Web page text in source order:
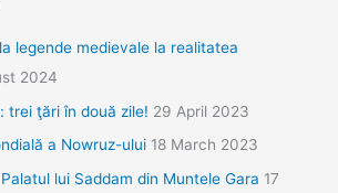
legende medievale la realitatea
2024
trei ţări în două zile! 29 April 2023
a Nowruz-ului 18 March 2023
lui Saddam din Muntele Gara 17